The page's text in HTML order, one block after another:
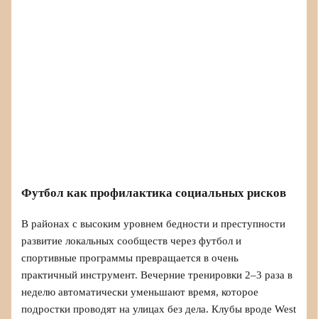
Футбол как профилактика социальных рисков
В районах с высоким уровнем бедности и преступности
развитие локальных сообществ через футбол и
спортивные программы превращается в очень
практичный инструмент. Вечерние тренировки 2–3 раза в
неделю автоматически уменьшают время, которое
подростки проводят на улицах без дела. Клубы вроде West